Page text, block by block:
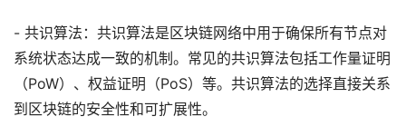
- 共识算法：共识算法是区块链网络中用于确保所有节点对
系统状态达成一致的机制。常见的共识算法包括工作量证明
（PoW）、权益证明（PoS）等。共识算法的选择直接关系
到区块链的安全性和可扩展性。